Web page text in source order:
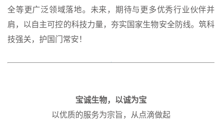
全等更广泛领域落地。未来，期待与更多优秀行业伙伴并
肩，以自主可控的科技力量，夯实国家生物安全防线。筑科
技强关，护国门常安！
宝诚生物，以诚为宝
以优质的服务为宗旨，从点滴做起